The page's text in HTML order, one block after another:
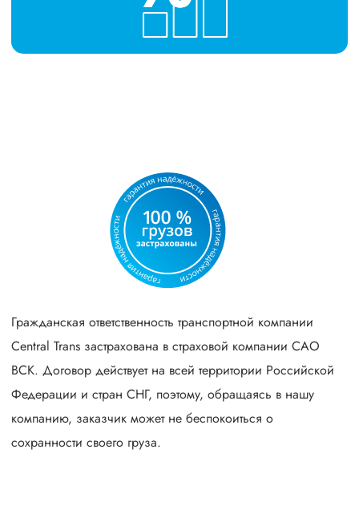
Гражданская ответственность транспортной компании
Central Trans застрахована в страховой компании САО
ВСК. Договор действует на всей территории Российской
Федерации и стран СНГ, поэтому, обращаясь в нашу
компанию, заказчик может не беспокоиться о
сохранности своего груза.